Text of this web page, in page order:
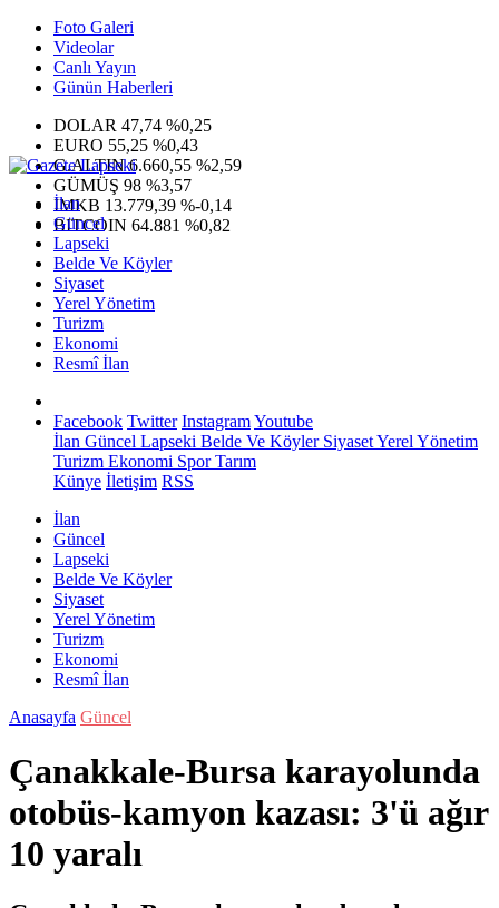
Foto Galeri
Videolar
Canlı Yayın
Günün Haberleri
DOLAR 47,74 %0,25
EURO 55,25 %0,43
G.ALTIN6.660,55 %2,59
GÜMÜŞ 98 %3,57
IMKB 13.779,39 %-0,14
BITCOIN 64.881 %0,82
İlan
Güncel
Lapseki
Belde Ve Köyler
Siyaset
Yerel Yönetim
Turizm
Ekonomi
Resmî İlan
Facebook Twitter InstagramYoutube
İlan Güncel Lapseki Belde Ve KöylerSiyasetYerel Yönetim
Turizm Ekonomi SporTarım
Künye İletişim RSS
İlan
Güncel
Lapseki
Belde Ve Köyler
Siyaset
Yerel Yönetim
Turizm
Ekonomi
Resmî İlan
Anasayfa Güncel
Çanakkale-Bursa karayolunda
otobüs-kamyon kazası: 3'ü ağır
10 yaralı